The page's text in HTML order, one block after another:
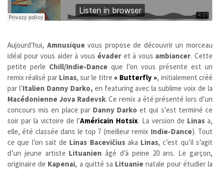
Aujourd’hui, Amnusiquevous propose de découvrir un morceau
idéal pour vous aider à vous évader et à vous ambiancer. Cette
petite perle Chill/Indie-Dance que l’on vous présente est un
remix réalisé par Linas, sur le titre « Butterfly », initialement créé
par l’Italien Danny Darko, en featuring avec la sublime voix de la
Macédonienne Jova Radevsk. Ce remix a été présenté lors d’un
concours mis en place par Danny Darko et qui s’est terminé ce
soir par la victoire de l’Américain Hotsix. La version de Linas a,
elle, été classée dans le top 7 (meilleur remix Indie-Dance). Tout
ce que l’on sait de Linas Bacevičiusaka Linas, c’est qu’il s’agit
d’un jeune artiste Lituanien âgé d’à peine 20 ans. Le garçon,
originaire de Kapenai, a quitté sa Lituanie natale pour étudier la